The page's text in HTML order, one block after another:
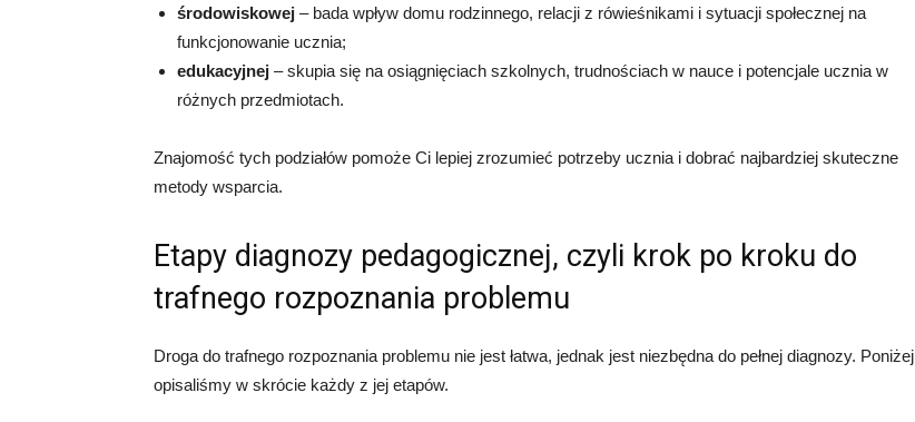
środowiskowej – bada wpływ domu rodzinnego, relacji z rówieśnikami i sytuacji społecznej na
funkcjonowanie ucznia;
edukacyjnej – skupia się na osiągnięciach szkolnych, trudnościach w nauce i potencjale ucznia w
różnych przedmiotach.
Znajomość tych podziałów pomoże Ci lepiej zrozumieć potrzeby ucznia i dobrać najbardziej skuteczne
metody wsparcia.
Etapy diagnozy pedagogicznej, czyli krok po kroku do
trafnego rozpoznania problemu
Droga do trafnego rozpoznania problemu nie jest łatwa, jednak jest niezbędna do pełnej diagnozy. Poniżej
opisaliśmy w skrócie każdy z jej etapów.